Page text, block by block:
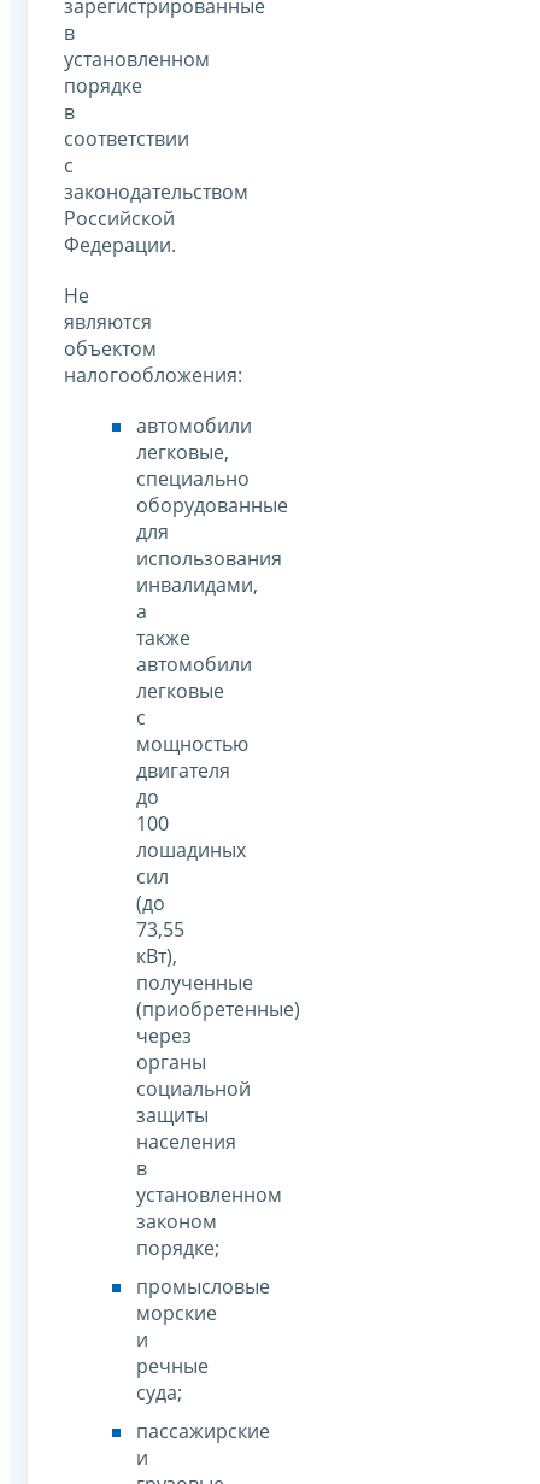
зарегистрированные
в
установленном
порядке
в
соответствии
с
законодательством
Российской
Федерации.
Не
являются
объектом
налогообложения:
автомобили
легковые,
специально
оборудованные
для
использования
инвалидами,
а
также
автомобили
легковые
с
мощностью
двигателя
до
100
лошадиных
сил
(до
73,55
кВт),
полученные
(приобретенные)
через
органы
социальной
защиты
населения
в
установленном
законом
порядке;
промысловые
морские
и
речные
суда;
пассажирские
и